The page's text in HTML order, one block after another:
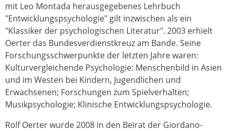
mit Leo Montada herausgegebenes Lehrbuch
"Entwicklungspsychologie" gilt inzwischen als ein
"Klassiker der psychologischen Literatur". 2003 erhielt
Oerter das Bundesverdienstkreuz am Bande. Seine
Forschungsschwerpunkte der letzten Jahre waren:
Kulturvergleichende Psychologie: Menschenbild in Asien
und im Westen bei Kindern, Jugendlichen und
Erwachsenen; Forschungen zum Spielverhalten;
Musikpsychologie; Klinische Entwicklungspsychologie.
Rolf Oerter wurde 2008 in den Beirat der Giordano-